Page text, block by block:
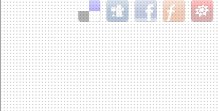
Delicious Digg Facebook Furl StudiVZ